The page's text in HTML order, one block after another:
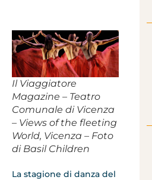
Il Viaggiatore
Magazine – Teatro
Comunale di Vicenza
– Views of the fleeting
World, Vicenza – Foto
di Basil Children
La stagione di danza del